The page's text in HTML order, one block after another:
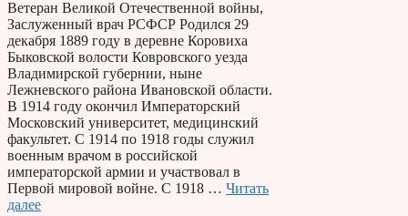
Ветеран Великой Отечественной войны,
Заслуженный врач РСФСР Родился 29
декабря 1889 году в деревне Коровиха
Быковской волости Ковровского уезда
Владимирской губернии, ныне
Лежневского района Ивановской области.
В 1914 году окончил Императорский
Московский университет, медицинский
факультет. С 1914 по 1918 годы служил
военным врачом в российской
императорской армии и участвовал в
Первой мировой войне. С 1918 … Читать
далее